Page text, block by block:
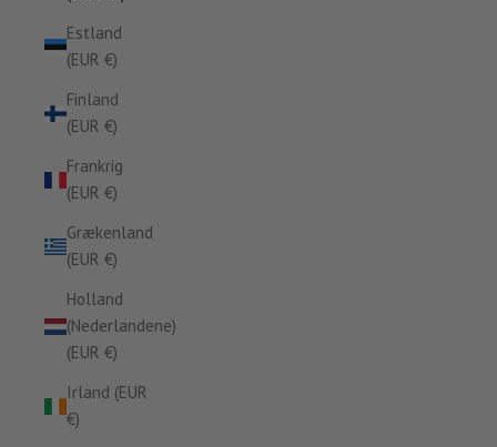
Estland
(EUR €)
Finland
(EUR €)
Frankrig
(EUR €)
Grækenland
(EUR €)
Holland
(Nederlandene)
(EUR €)
Irland (EUR
€)